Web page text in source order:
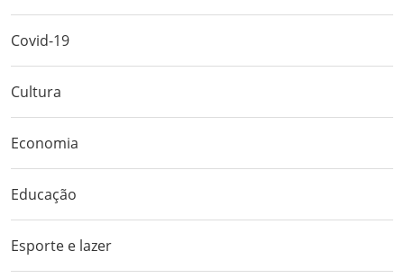
Covid-19
Cultura
Economia
Educação
Esporte e lazer